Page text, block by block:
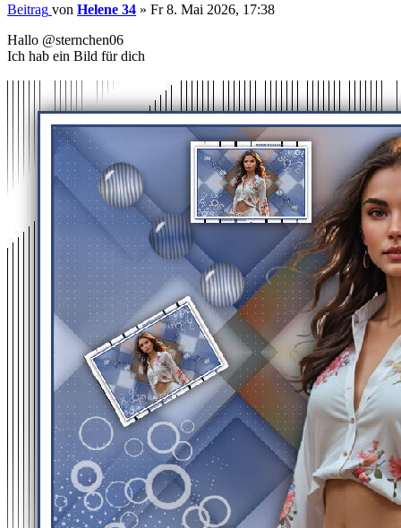
Beitrag von Helene 34 » Fr 8. Mai 2026, 17:38
Hallo @sternchen06
Ich hab ein Bild für dich